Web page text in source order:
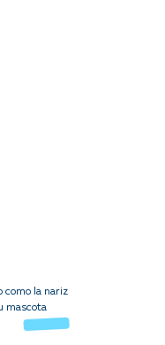
como la nariz
mascota